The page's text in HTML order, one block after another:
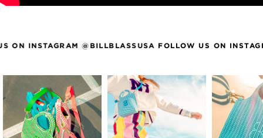
INSTAGRAM @BILLBLASSUSAFOLLOW US ON INSTAGRAM